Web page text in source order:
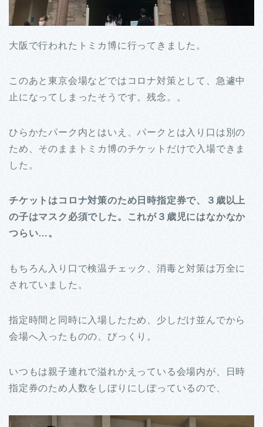
大阪で行われたトミカ博に行ってきました。
このあと東京会場などではコロナ対策として、急遽中
止になってしまったそうです。残念。。
ひらかたパーク内とはいえ、パークとは入り口は別の
ため、そのままトミカ博のチケットだけで入場できま
した。
チケットはコロナ対策のため日時指定券で、３歳以上
の子はマスク必須でした。これが３歳児にはなかなか
つらい…。
もちろん入り口で検温チェック、消毒と対策は万全に
されていました。
指定時間と同時に入場したため、少しだけ並んでから
会場へ入ったものの、びっくり。
いつもは親子連れで溢れかえっている会場内が、日時
指定券のため人数をしぼりにしぼっているので、